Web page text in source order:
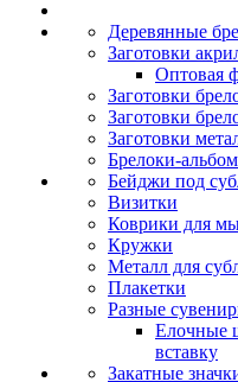
Деревянные
Заготовки
Оптовая
Заготовки
Заготовки
Заготовки
Брелоки-
Бейджи под
Визитки
Коврики для
Кружки
Металл для
Плакетки
Разные
Елочные
вставку
Закатные